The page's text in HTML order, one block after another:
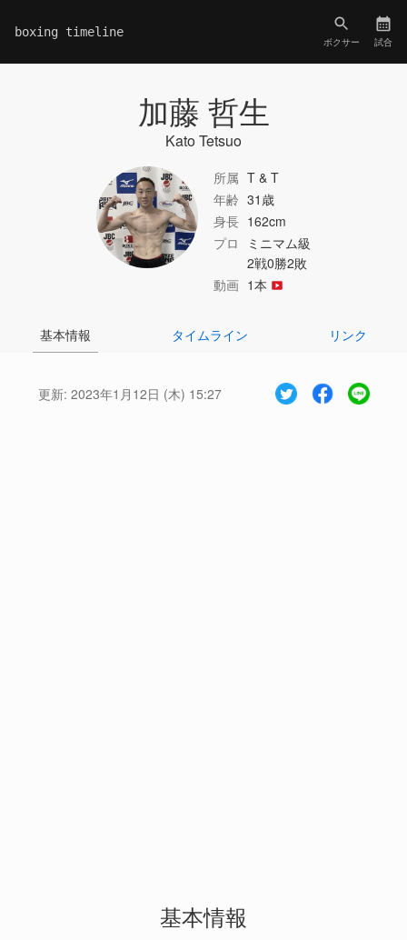
boxing timeline
ボクサー 試合
加藤 哲生
Kato Tetsuo
所属 T & T
年齢 31歳
身長 162cm
プロ
ミニマム級
2戦0勝2敗
動画 1本
基本情報 タイムライン リンク
更新: 2023年1月12日 (木) 15:27
基本情報